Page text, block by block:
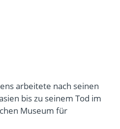
arbeitete nach seinen
bis zu seinem Tod im
Museum für